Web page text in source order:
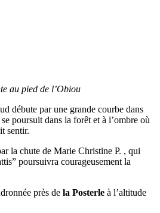
au pied de l’Obiou
débute par une grande courbe dans
poursuit dans la forêt et à l’ombre où
sentir.
la chute de Marie Christine P. , qui
poursuivra courageusement la
près de la Posterle à l’altitude